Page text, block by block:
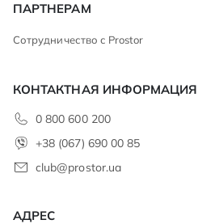
ПАРТНЕРАМ
Сотрудничество с Prostor
КОНТАКТНАЯ ИНФОРМАЦИЯ
0 800 600 200
+38 (067) 690 00 85
club@prostor.ua
АДРЕС